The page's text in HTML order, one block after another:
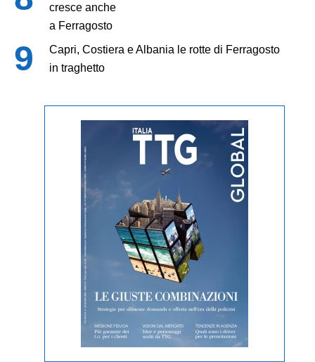
cresce anche
a Ferragosto
Capri, Costiera e Albania le rotte di Ferragosto
in traghetto